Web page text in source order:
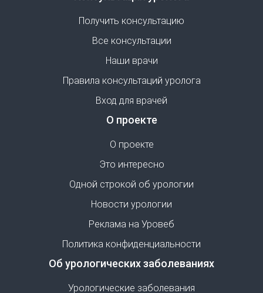
Получить консультацию
Все консультации
Наши врачи
Правила консультаций уролога
Вход для врачей
О проекте
О проекте
Это интересно
Одной строкой об урологии
Новости урологии
Реклама на Уровеб
Политика конфиденциальности
Об урологических заболеваниях
Урологические заболевания